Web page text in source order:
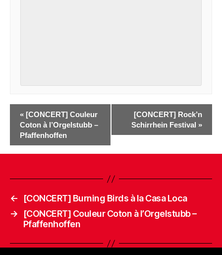
« [CONCERT] Couleur
Coton à l’Orgelstubb –
Pfaffenhoffen
[CONCERT] Rock’n
Schirrhein Festival »
←
[CONCERT] Burning Birds à la Casa Loca
→
[CONCERT] Couleur Coton à l’Orgelstubb –
Pfaffenhoffen